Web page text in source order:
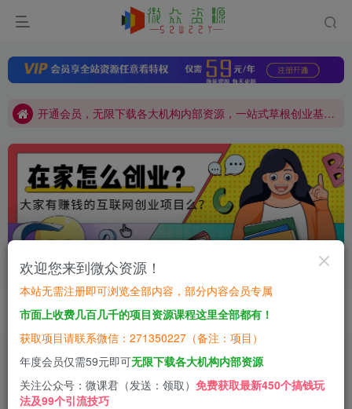
网站加盟：搭建同款本站资源站，日入四位数！
开通会员，无限下载各大机构内部资源，一站式草根创业基地，最新最强网赚教程大全，小投入，大回报！
网站加盟：搭建同款本站资源站，日入四位数！
开通会员，无限下载各大机构内部资源，一站式草根创业基地，最新最强网赚教程大全，小投入，大回报！
赚钱软件 第6页
排序 更新 浏览 点赞 评论
欢迎您来到微众资源！
本站无需注册即可浏览全部内容，部分内容会员专属
市面上收费几百几千的项目资源课程这里全部都有！
获取项目请联系微信：271350227（备注：项目）
年度会员仅需59元即可无限下载各大机构内部资源
关注公众号：微课君（发送：领取） 免费获取最新450个搞钱玩
法及99个引流技巧